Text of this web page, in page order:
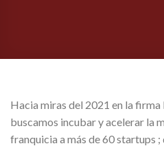
Hacia miras del 2021 en la firma
buscamos incubar y acelerar la
franquicia a más de 60 startups ;